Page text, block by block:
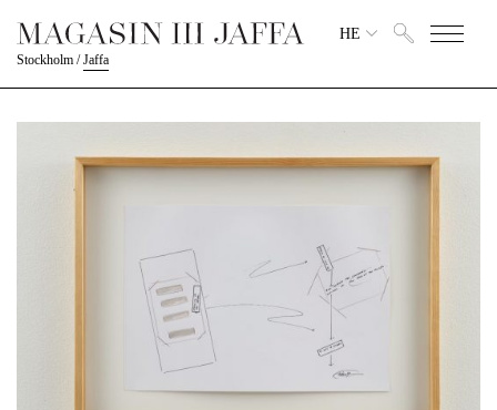
Stockholm /Jaffa
HE